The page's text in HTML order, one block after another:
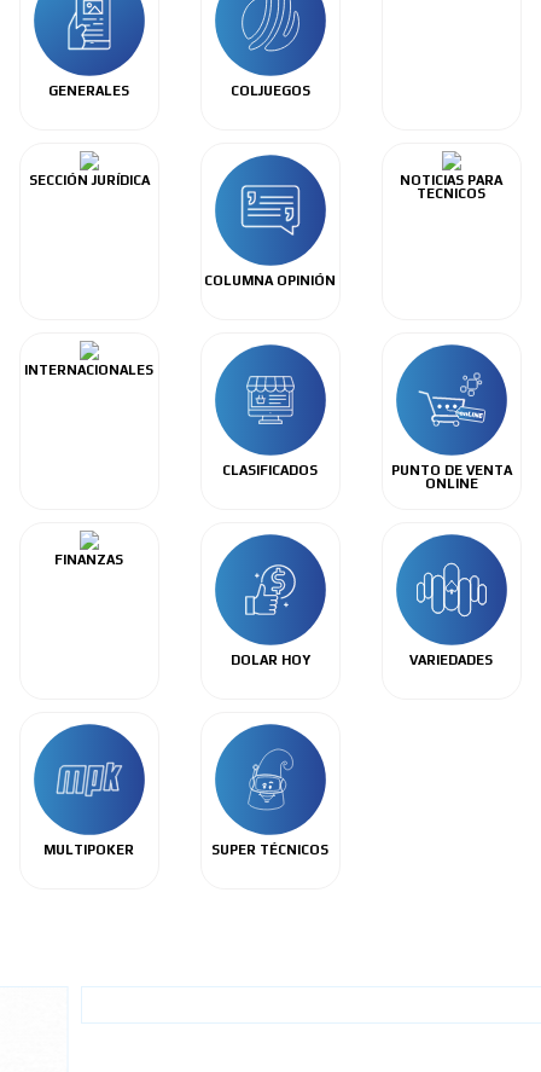
GENERALES COLJUEGOS
SECCIÓN JURÍDICA
COLUMNA OPINIÓN
NOTICIAS PARA
TECNICOS
INTERNACIONALES
CLASIFICADOS
PUNTO DE VENTA
ONLINE
FINANZAS
DOLAR HOY VARIEDADES
MULTIPOKER SUPER TÉCNICOS